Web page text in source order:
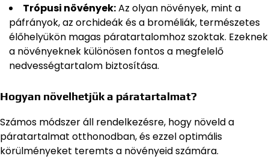
Trópusi növények:Az olyan növények, mint a
páfrányok, az orchideák és a broméliák, természetes
élőhelyükön magas páratartalomhoz szoktak. Ezeknek
a növényeknek különösen fontos a megfelelő
nedvességtartalom biztosítása.
Hogyan növelhetjük a páratartalmat?
Számos módszer áll rendelkezésre, hogy növeld a
páratartalmat otthonodban, és ezzel optimális
körülményeket teremts a növényeid számára.